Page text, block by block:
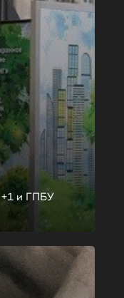
+1 и ГПБУ